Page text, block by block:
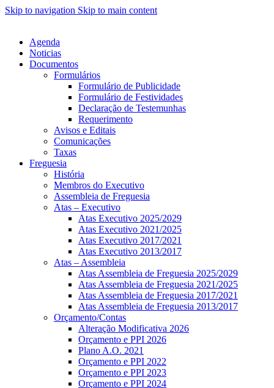
Skip to navigation Skip to main content
Agenda
Noticias
Documentos
Formulários
Formulário de Publicidade
Formulário de Festividades
Declaração de Testemunhas
Requerimento
Avisos e Editais
Comunicações
Taxas
Freguesia
História
Membros do Executivo
Assembleia de Freguesia
Atas – Executivo
Atas Executivo 2025/2029
Atas Executivo 2021/2025
Atas Executivo 2017/2021
Atas Executivo 2013/2017
Atas – Assembleia
Atas Assembleia de Freguesia 2025/2029
Atas Assembleia de Freguesia 2021/2025
Atas Assembleia de Freguesia 2017/2021
Atas Assembleia de Freguesia 2013/2017
Orçamento/Contas
Alteração Modificativa 2026
Orçamento e PPI 2026
Plano A.O. 2021
Orçamento e PPI 2022
Orçamento e PPI 2023
Orçamento e PPI 2024